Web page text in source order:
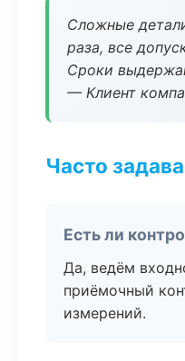
Сложные
раза, все
Сроки
— Клиент
Часто
Есть ли
Да, ведём
приёмочный
измерений.